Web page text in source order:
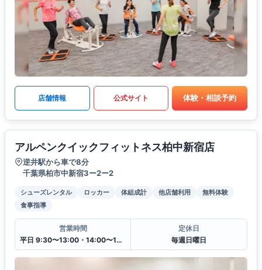
店舗情報 公式サイト 体験・相談予約
アルペンクイックフィットネス柏中新宿店
逆井駅から車で8分
千葉県柏市中新宿3ー2ー2
シューズレンタル ロッカー 体組成計 他店舗利用
無料体験
食事指導
営業時間
平日 9:30〜13:00・14:00〜19:30
定休日
毎週日曜日